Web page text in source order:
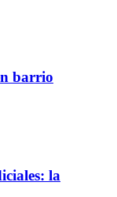
la
barrio